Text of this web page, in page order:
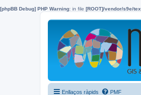
[phpBB Debug] PHP Warning: in file [ROOT]/vendor/s9e/
Enllaços ràpids PMF